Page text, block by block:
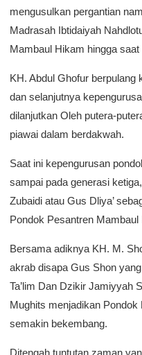
mengusulkan pergantian
Madrasah Ibtidaiyah
Mambaul Hikam hingga saat
KH. Abdul Ghofur berpulang
dan selanjutnya
dilanjutkan Oleh putera-
piawai dalam berdakwah.
Saat ini kepengurusan
sampai pada generasi
Zubaidi atau Gus Dliya’
Pondok Pesantren Mambaul
Bersama adiknya KH. M.
akrab disapa Gus Shon
Ta’lim Dan Dzikir Jamiyyah
Mughits menjadikan
semakin bekembang.